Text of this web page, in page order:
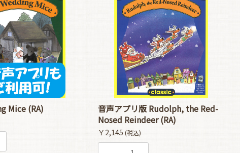
Mice (RA)
音声アプリ版 Rudolph, the Red-
Nosed Reindeer (RA)
￥2,145 (税込)